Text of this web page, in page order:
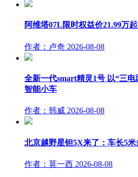
阿维塔07L限时权益价21.99万
作者：卢奇 2026-08-08
全新一代smart精灵1号 以“三
智能小车
作者：韩威 2026-08-08
北京越野星钽5X来了：车长5
作者：莫一西 2026-08-08